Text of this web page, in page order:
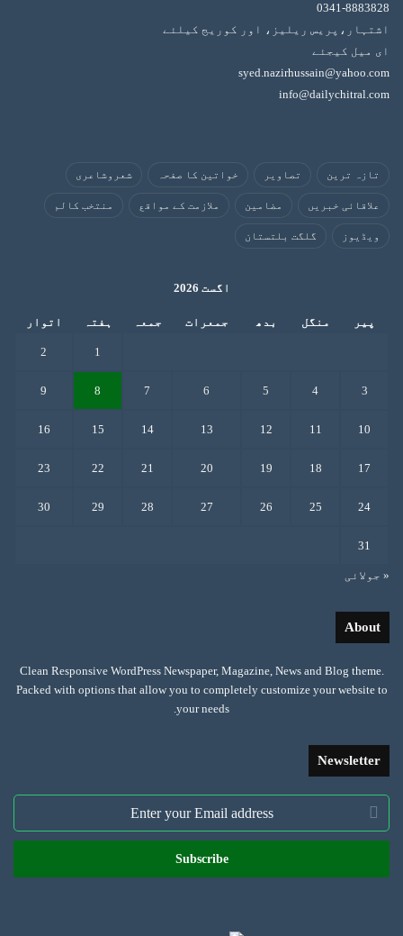
0341-8883828
اشتہار،پریس ریلیز، اور کوریج کیلئے
ای میل کیجئے
syed.nazirhussain@yahoo.com
info@dailychitral.com
تازہ ترین تصاویر خواتین کا صفحہ شعروشاعری
علاقائی خبریں مضامین ملازمت کے مواقع منتخب کالم
ویڈیوز گلگت بلتستان
اگست 2026
پیر منگل بدھ جمعرات جمعہ ہفتہ اتوار
1
2
3
4
5
6
7
8
9
10
11
12
13
14
15
16
17
18
19
20
21
22
23
24
25
26
27
28
29
30
31
« جولائی
About
Clean Responsive WordPress Newspaper, Magazine, News and Blog theme.
Packed with options that allow you to completely customize your website to
your needs.
Newsletter
Enter
your
Email